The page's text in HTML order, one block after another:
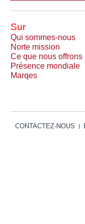
Sur
Qui sommes-nous
Norte mission
Ce que nous offrons
Présence mondiale
Marqes
CONTACTEZ-NOUS